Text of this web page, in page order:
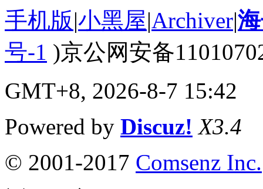
手机版|小黑屋|Archiver|
号-1 )京公网安备
GMT+8, 2026-8-7 15:42
Powered by Discuz! X3.4
© 2001-2017 Comsenz Inc.